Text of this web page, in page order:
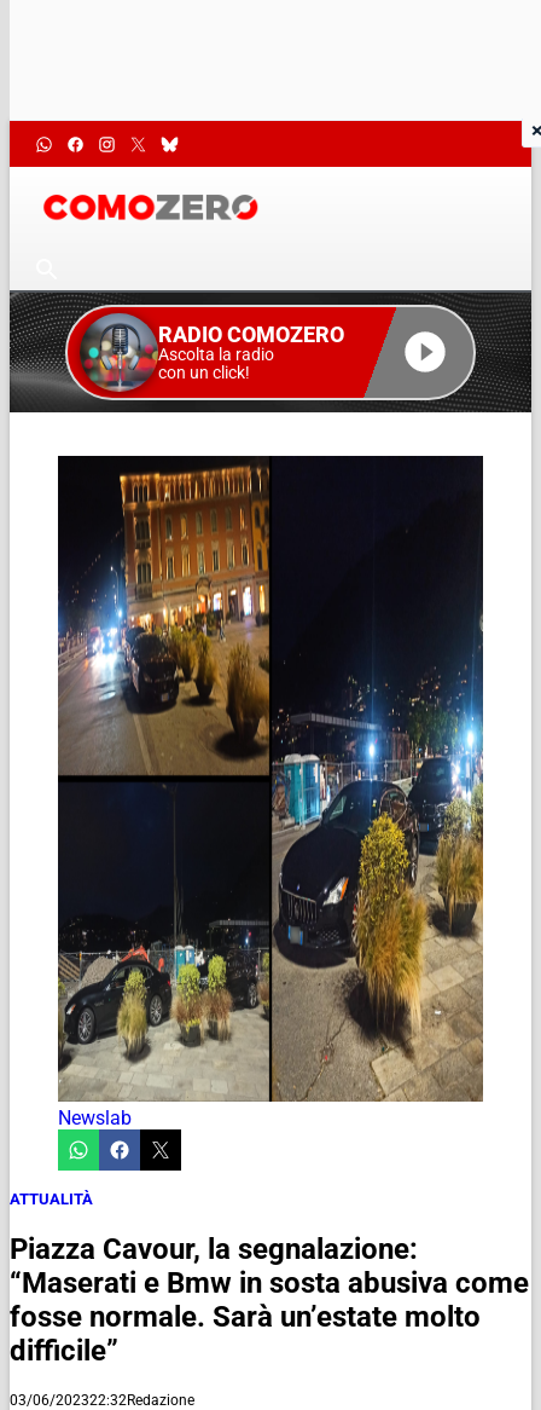
RADIO COMOZERO
Ascolta la radio
con un click!
Newslab
ATTUALITÀ
Piazza Cavour, la segnalazione:
“Maserati e Bmw in sosta abusiva come
fosse normale. Sarà un’estate molto
difficile”
03/06/202322:32Redazione